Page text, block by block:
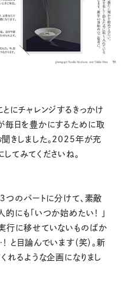
にチャレンジするきっかけ
毎日を豊かにするために取
きしました。2025年が充
てみてくださいね。
つのパートに分けて、素敵
にも「いつか始めたい！ 」
行に移せていないものばか
と目論んでいます（笑）。新
れるような企画になりまし